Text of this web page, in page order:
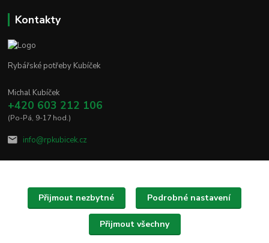
Kontakty
Rybářské potřeby Kubíček
Michal Kubíček
+420 603 212 106
(Po-Pá, 9-17 hod.)
info@rpkubicek.cz
Upravit sběr cookies.
Přijmout nezbytné Podrobné nastavení
Přijmout všechny